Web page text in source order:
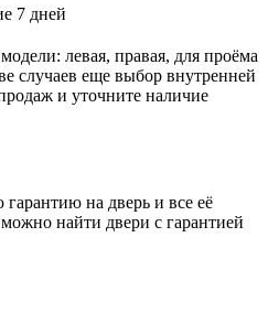
7 дней
левая, правая, для проёма
случаев еще выбор внутренней
и уточните наличие
на дверь и все её
найти двери с гарантией